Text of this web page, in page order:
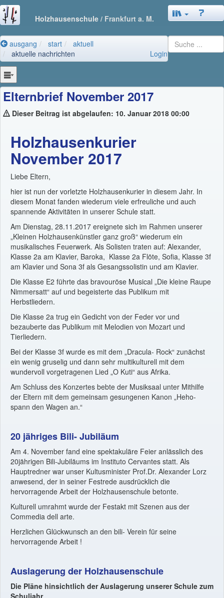
Holzhausenschule / Frankfurt a. M.
ausgang start
aktuell
aktuelle nachrichten
Login
Elternbrief November 2017
Dieser Beitrag ist abgelaufen: 10. Januar 2018 00:00
Holzhausenkurier
November 2017
Liebe Eltern,
hier ist nun der vorletzte Holzhausenkurier in diesem Jahr. In
diesem Monat fanden wiederum viele erfreuliche und auch
spannende Aktivitäten in unserer Schule statt.
Am Dienstag, 28.11.2017 ereignete sich im Rahmen unserer
„Kleinen Holzhausenkünstler ganz groß“ wiederum ein
musikalisches Feuerwerk. Als Solisten traten auf: Alexander,
Klasse 2a am Klavier, Baroka, Klasse 2a Flöte, Sofia, Klasse 3f
am Klavier und Sona 3f als Gesangssolistin und am Klavier.
Die Klasse E2 führte das bravouröse Musical „Die kleine Raupe
Nimmersatt“ auf und begeisterte das Publikum mit
Herbstliedern.
Die Klasse 2a trug ein Gedicht von der Feder vor und
bezauberte das Publikum mit Melodien von Mozart und
Tierliedern.
Bei der Klasse 3f wurde es mit dem „Dracula- Rock“ zunächst
ein wenig gruselig und dann sehr multikulturell mit dem
wundervoll vorgetragenen Lied „O Kuti“ aus Afrika.
Am Schluss des Konzertes bebte der Musiksaal unter Mithilfe
der Eltern mit dem gemeinsam gesungenen Kanon „Heho-
spann den Wagen an.“
20 jähriges Bili- Jubiläum
Am 4. November fand eine spektakuläre Feier anlässlich des
20jährigen Bili-Jubiläums im Instituto Cervantes statt. Als
Hauptredner war unser Kultusminister Prof.Dr. Alexander Lorz
anwesend, der in seiner Festrede ausdrücklich die
hervorragende Arbeit der Holzhausenschule betonte.
Kulturell umrahmt wurde der Festakt mit Szenen aus der
Commedia dell arte.
Herzlichen Glückwunsch an den bili- Verein für seine
hervorragende Arbeit !
Auslagerung der Holzhausenschule
Die Pläne hinsichtlich der Auslagerung unserer Schule zum
Schuljahr